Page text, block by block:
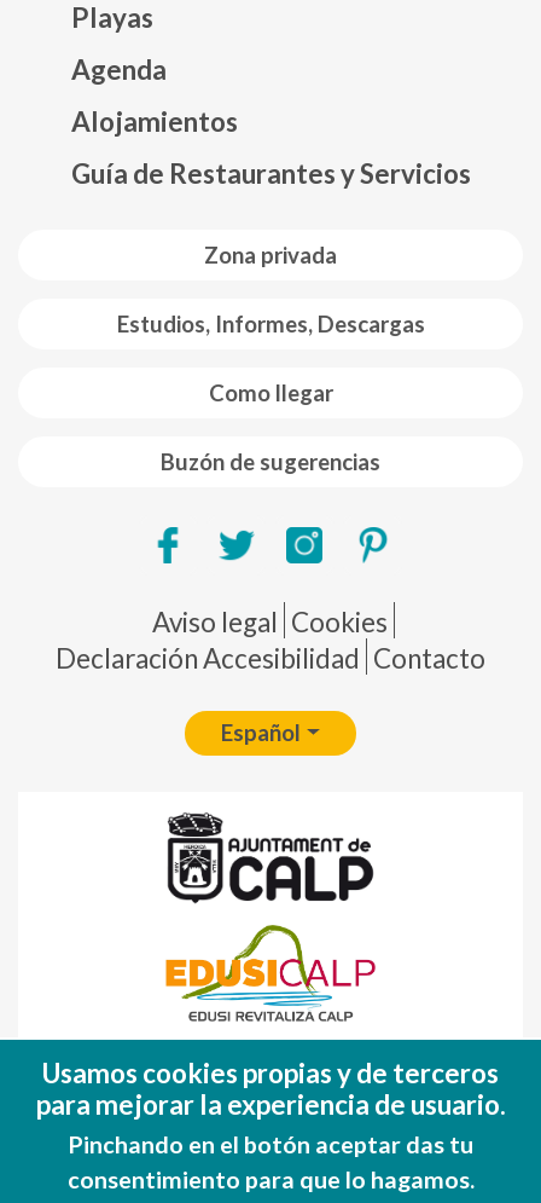
Zona privada
Estudios, Informes, Descargas
Como llegar
Buzón de sugerencias
Playas
Agenda
Alojamientos
Guía de Restaurantes y Servicios
Pie de página
Aviso legal Cookies
Declaración Accesibilidad Contacto
Español
(FEDER)
Una manera de hacer EUROPA
Usamos cookies propias y de terceros
para mejorar la experiencia de usuario.
Pinchando en el botón aceptar das tu
consentimiento para que lo hagamos.